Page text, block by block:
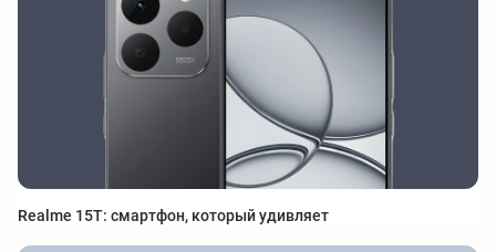
Realme 15T: смартфон, который удивляет